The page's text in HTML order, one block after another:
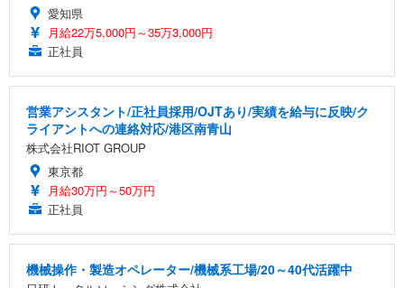
愛知県
月給22万5,000円～35万3,000円
正社員
営業アシスタント/正社員採用/OJTあり/実績を給与に反映/ク
ライアントへの連絡対応/港区南青山
株式会社RIOT GROUP
東京都
月給30万円～50万円
正社員
機械操作・製造オペレーター/機械系工場/20～40代活躍中